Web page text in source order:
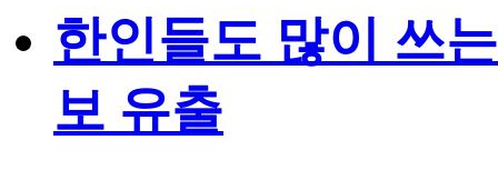
한인들도 많이 쓰
보 유출